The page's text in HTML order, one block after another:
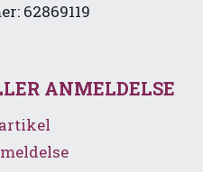
62869119
ANMELDELSE